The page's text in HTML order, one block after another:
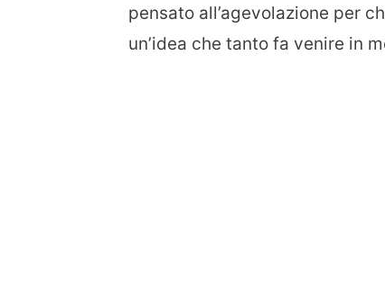
pensato all’agevolazione per
un’idea che tanto fa venire in